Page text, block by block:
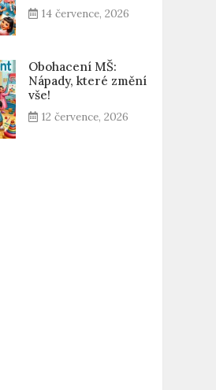
14 července, 2026
Obohacení MŠ:
Nápady, které změní
vše!
12 července, 2026